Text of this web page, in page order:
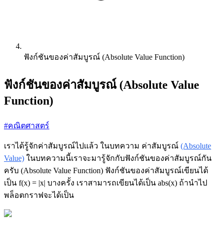
ฟังก์ชันของค่าสัมบูรณ์ (Absolute Value Function)
ฟังก์ชันของค่าสัมบูรณ์ (Absolute Value
Function)
#คณิตศาสตร์
เราได้รู้จักค่าสัมบูรณ์ไปแล้ว ในบทความ ค่าสัมบูรณ์ (Absolute
Value) ในบทความนี้เราจะมารู้จักกับฟังก์ชันของค่าสัมบูรณ์กัน
ครับ (Absolute Value Function) ฟังก์ชันของค่าสัมบูรณ์เขียนได้
เป็น f(x) = |x| บางครั้ง เราสามารถเขียนได้เป็น abs(x) ถ้านำไป
พล็อตกราฟจะได้เป็น